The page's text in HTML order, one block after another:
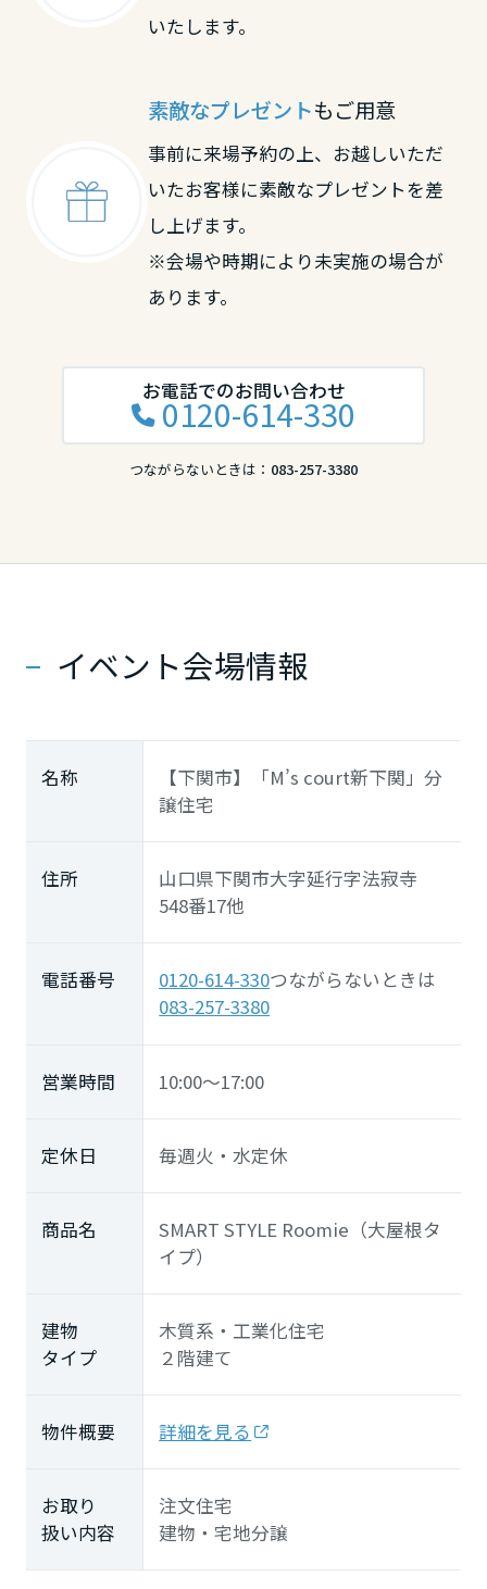
いたします。
素敵なプレゼントもご用意
事前に来場予約の上、お越しいただ
いたお客様に素敵なプレゼントを差
し上げます。
※会場や時期により未実施の場合が
あります。
お電話でのお問い合わせ
0120-614-330
つながらないときは： 083-257-3380
イベント会場情報
名称
【下関市】「M’s court新下関」分
譲住宅
住所
山口県下関市大字延行字法寂寺
548番17他
電話番号 0120-614-330つながらないときは
083-257-3380
営業時間 10:00～17:00
定休日 毎週火・水定休
商品名
SMART STYLE Roomie（大屋根タ
イプ）
建物
タイプ
木質系・工業化住宅
２階建て
物件概要 詳細を見る
お取り
扱い内容
注文住宅
建物・宅地分譲
山口県
愛媛県
福岡県
佐賀県
大分県
宮崎県
鹿児島県